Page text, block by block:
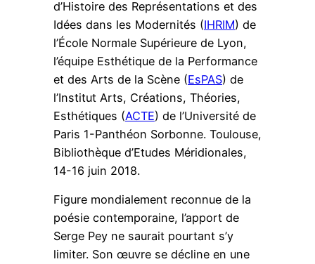
d’Histoire des Représentations et des
Idées dans les Modernités (IHRIM) de
l’École Normale Supérieure de Lyon,
l’équipe Esthétique de la Performance
et des Arts de la Scène (EsPAS) de
l’Institut Arts, Créations, Théories,
Esthétiques (ACTE) de l’Université de
Paris 1-Panthéon Sorbonne. Toulouse,
Bibliothèque d’Etudes Méridionales,
14-16 juin 2018.
Figure mondialement reconnue de la
poésie contemporaine, l’apport de
Serge Pey ne saurait pourtant s’y
limiter. Son œuvre se décline en une